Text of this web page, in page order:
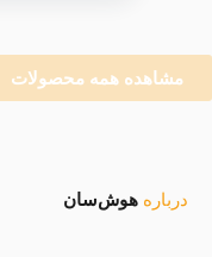
مشاهده همه محصولات
درباره هوش‌سان